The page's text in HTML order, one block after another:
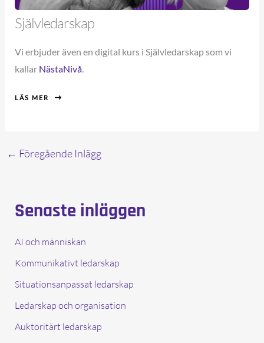
Självledarskap
Vi erbjuder även en digital kurs i Självledarskap som vi
kallar NästaNivå.
LÄS MER
← Föregående Inlägg
Senaste inläggen
AI och människan
Kommunikativt ledarskap
Situationsanpassat ledarskap
Ledarskap och organisation
Auktoritärt ledarskap